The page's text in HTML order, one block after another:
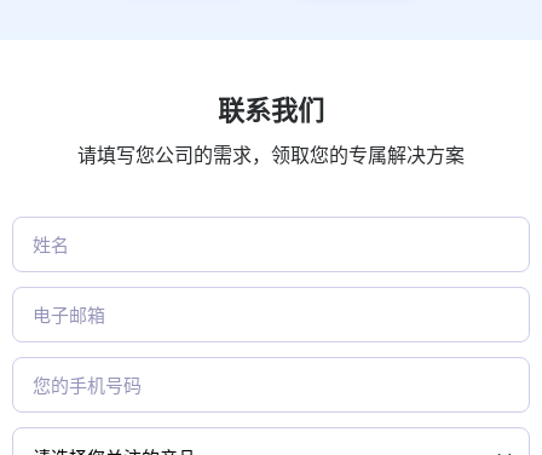
联系我们
请填写您公司的需求，领取您的专属解决方案